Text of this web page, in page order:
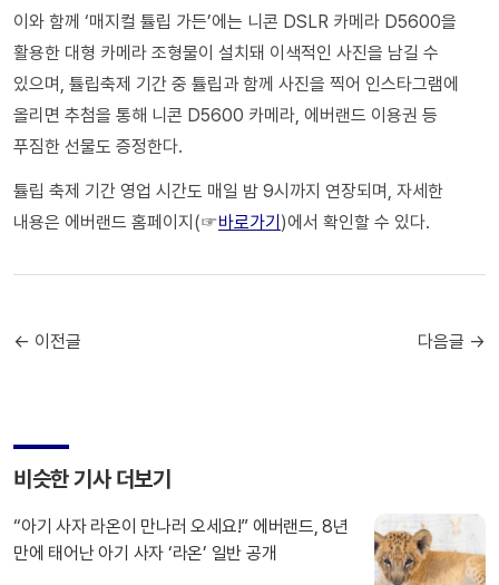
이와 함께 ‘매지컬 튤립 가든’에는 니콘 DSLR 카메라 D5600을
활용한 대형 카메라 조형물이 설치돼 이색적인 사진을 남길 수
있으며, 튤립축제 기간 중 튤립과 함께 사진을 찍어 인스타그램에
올리면 추첨을 통해 니콘 D5600 카메라, 에버랜드 이용권 등
푸짐한 선물도 증정한다.
튤립 축제 기간 영업 시간도 매일 밤 9시까지 연장되며, 자세한
내용은 에버랜드 홈페이지(☞바로가기)에서 확인할 수 있다.
← 이전글 다음글 →
비슷한 기사 더보기
“아기 사자 라온이 만나러 오세요!” 에버랜드, 8년
만에 태어난 아기 사자 ‘라온’ 일반 공개